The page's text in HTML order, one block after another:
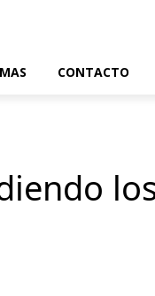
CONTACTO